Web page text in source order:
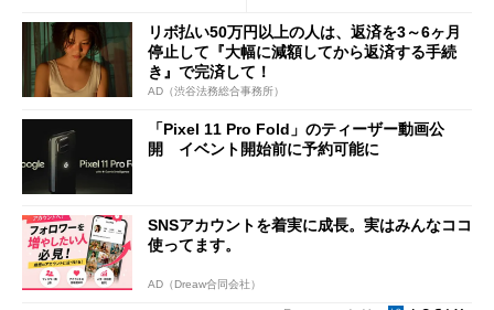
リボ払い50万円以上の人は、返済を3～6ヶ月
停止して『大幅に減額してから返済する手続
き』で完済して！
AD（渋谷法務総合事務所）
「Pixel 11 Pro Fold」のティーザー動画公
開 イベント開始前に予約可能に
SNSアカウントを着実に成長。実はみんなココ
使ってます。
AD（Dreaw合同会社）